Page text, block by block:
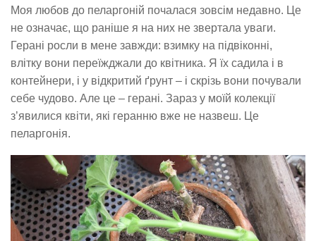
Моя любов до пеларгоній почалася зовсім недавно. Це
не означає, що раніше я на них не звертала уваги.
Герані росли в мене завжди: взимку на підвіконні,
влітку вони переїжджали до квітника. Я їх садила і в
контейнери, і у відкритий ґрунт – і скрізь вони почували
себе чудово. Але це – герані. Зараз у моїй колекції
з’явилися квіти, які геранню вже не назвеш. Це
пеларгонія.